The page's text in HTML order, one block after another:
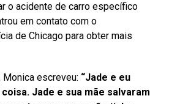
o acidente de carro específico
em contato com o
de Chicago para obter mais
escreveu: “Jade e eu
Jade e sua mãe salvaram